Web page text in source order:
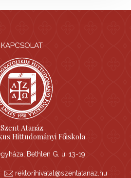
KAPCSOLAT
Szent Atanáz
Hittudományi Főiskola
Bethlen G. u. 13-19.
rektorihivatal@szentatanaz.hu